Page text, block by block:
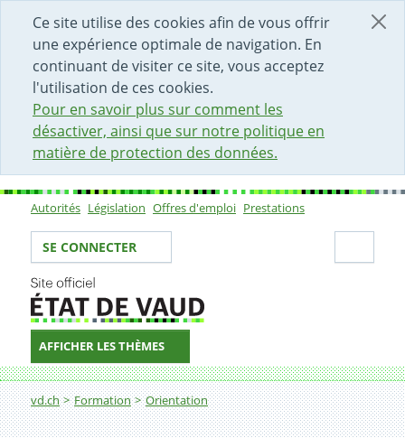
Ce site utilise des cookies afin de vous offrir
une expérience optimale de navigation. En
continuant de visiter ce site, vous acceptez
l'utilisation de ces cookies.
Pour en savoir plus sur comment les
désactiver, ainsi que sur notre politique en
matière de protection des données.
DÉBUT DU CONTENU DE LA PAGE
ACCÈS AU CHAMP DE RECHERCHE
PAGE D'ACCUEIL
FORMULAIRE DE CONTACT
Sous-navigation
Autorités Législation Offres d'emploi Prestations
Votre identité
SE CONNECTER
AFFICHER LES THÈMES
Fil d'Ariane
vd.ch Formation Orientation
S'informer sur les métiers et les formations